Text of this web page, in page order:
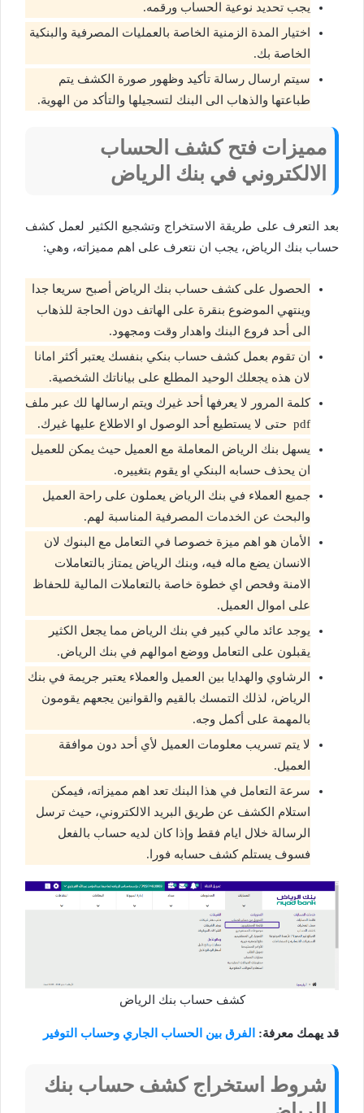
يجب تحديد نوعية الحساب ورقمه.
اختيار المدة الزمنية الخاصة بالعمليات المصرفية والبنكية
الخاصة بك.
سيتم ارسال رسالة تأكيد وظهور صورة الكشف يتم
طباعتها والذهاب الى البنك لتسجيلها والتأكد من الهوية.
مميزات فتح كشف الحساب
الالكتروني في بنك الرياض
بعد التعرف على طريقة الاستخراج وتشجيع الكثير لعمل كشف
حساب بنك الرياض، يجب ان نتعرف على اهم مميزاته، وهي:
الحصول على كشف حساب بنك الرياض أصبح سريعا جدا
وينتهي الموضوع بنقرة على الهاتف دون الحاجة للذهاب
الى أحد فروع البنك واهدار وقت ومجهود.
ان تقوم بعمل كشف حساب بنكي بنفسك يعتبر أكثر امانا
لان هذه يجعلك الوحيد المطلع على بياناتك الشخصية.
كلمة المرور لا يعرفها أحد غيرك ويتم ارسالها لك عبر ملف
pdf حتى لا يستطيع أحد الوصول او الاطلاع عليها غيرك.
يسهل بنك الرياض المعاملة مع العميل حيث يمكن للعميل
ان يحذف حسابه البنكي او يقوم بتغييره.
جميع العملاء في بنك الرياض يعملون على راحة العميل
والبحث عن الخدمات المصرفية المناسبة لهم.
الأمان هو اهم ميزة خصوصا في التعامل مع البنوك لان
الانسان يضع ماله فيه، وبنك الرياض يمتاز بالتعاملات
الامنة وفحص اي خطوة خاصة بالتعاملات المالية للحفاظ
على اموال العميل.
يوجد عائد مالي كبير في بنك الرياض مما يجعل الكثير
يقبلون على التعامل ووضع اموالهم في بنك الرياض.
الرشاوي والهدايا بين العميل والعملاء يعتبر جريمة في بنك
الرياض، لذلك التمسك بالقيم والقوانين يجعهم يقومون
بالمهمة على أكمل وجه.
لا يتم تسريب معلومات العميل لأي أحد دون موافقة
العميل.
سرعة التعامل في هذا البنك تعد اهم مميزاته، فيمكن
استلام الكشف عن طريق البريد الالكتروني، حيث ترسل
الرسالة خلال ايام فقط وإذا كان لديه حساب بالفعل
فسوف يستلم كشف حسابه فورا.
كشف حساب بنك الرياض
قد يهمك معرفة: الفرق بين الحساب الجاري وحساب التوفير
شروط استخراج كشف حساب بنك